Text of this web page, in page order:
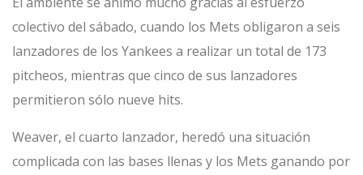
colectivo del sábado, cuando los Mets obligaron a seis
lanzadores de los Yankees a realizar un total de 173
pitcheos, mientras que cinco de sus lanzadores
permitieron sólo nueve hits.
Weaver, el cuarto lanzador, heredó una situación
complicada con las bases llenas y los Mets ganando por